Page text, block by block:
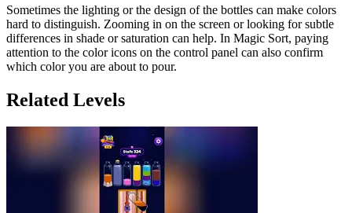
Sometimes the lighting or the design of the bottles can make colors
hard to distinguish. Zooming in on the screen or looking for subtle
differences in shade or saturation can help. In Magic Sort, paying
attention to the color icons on the control panel can also confirm
which color you are about to pour.
Related Levels